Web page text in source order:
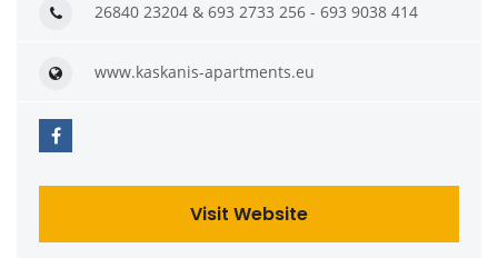
26840 23204 & 693 2733 256 - 693 9038 414
www.kaskanis-apartments.eu
Visit Website